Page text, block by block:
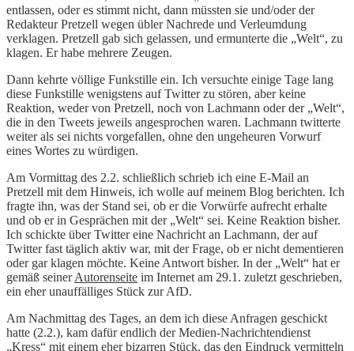
entlassen, oder es stimmt nicht, dann müssten sie und/oder der
Redakteur Pretzell wegen übler Nachrede und Verleumdung
verklagen. Pretzell gab sich gelassen, und ermunterte die „Welt“, zu
klagen. Er habe mehrere Zeugen.
Dann kehrte völlige Funkstille ein. Ich versuchte einige Tage lang
diese Funkstille wenigstens auf Twitter zu stören, aber keine
Reaktion, weder von Pretzell, noch von Lachmann oder der „Welt“,
die in den Tweets jeweils angesprochen waren. Lachmann twitterte
weiter als sei nichts vorgefallen, ohne den ungeheuren Vorwurf
eines Wortes zu würdigen.
Am Vormittag des 2.2. schließlich schrieb ich eine E-Mail an
Pretzell mit dem Hinweis, ich wolle auf meinem Blog berichten. Ich
fragte ihn, was der Stand sei, ob er die Vorwürfe aufrecht erhalte
und ob er in Gesprächen mit der „Welt“ sei. Keine Reaktion bisher.
Ich schickte über Twitter eine Nachricht an Lachmann, der auf
Twitter fast täglich aktiv war, mit der Frage, ob er nicht dementieren
oder gar klagen möchte. Keine Antwort bisher. In der „Welt“ hat er
gemäß seinerAutorenseite im Internet am 29.1. zuletzt geschrieben,
ein eher unauffälliges Stück zur AfD.
Am Nachmittag des Tages, an dem ich diese Anfragen geschickt
hatte (2.2.), kam dafür endlich der Medien-Nachrichtendienst
„Kress“ mit einem eher bizarren Stück, das den Eindruck vermitteln